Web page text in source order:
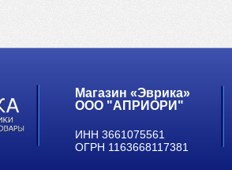
Магазин «Эврика»
ООО "АПРИОРИ"
ИНН 3661075561
ОГРН 1163668117381